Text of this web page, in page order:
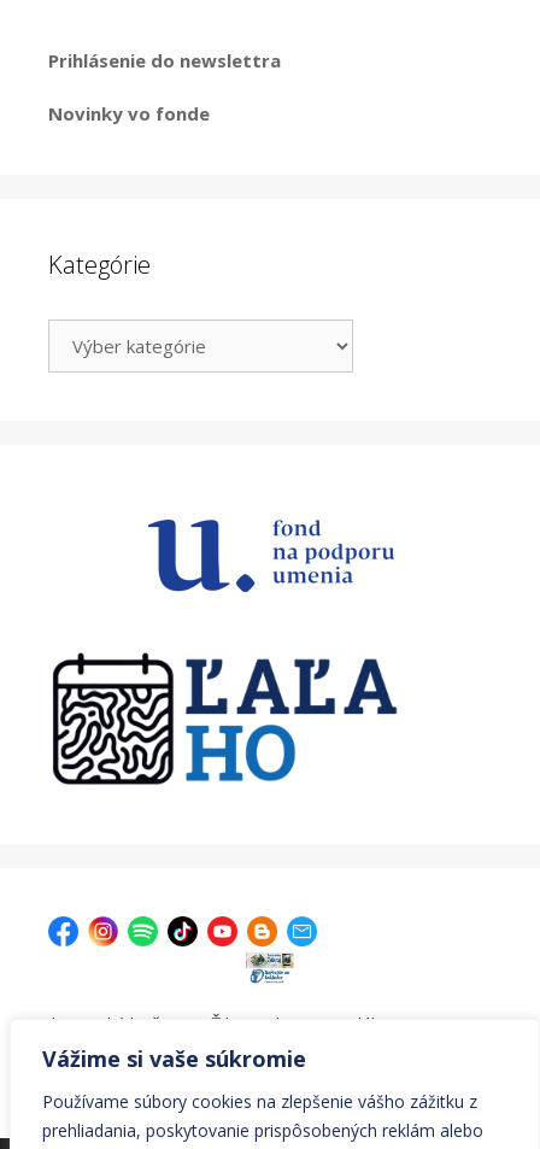
Vážime si vaše súkromie
Používame súbory cookies na zlepšenie vášho zážitku z
prehliadania, poskytovanie prispôsobených reklám alebo
Prihlásenie do newslettra
Novinky vo fonde
Kategórie
| Krajská knižnica v Žiline, Ul. A. Bernoláka 47, 011 77
Žilina | kniznica@krajskakniznicazilina.sk
041/7233090 |